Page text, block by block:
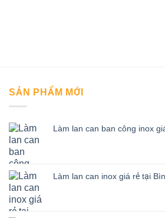
SẢN PHẨM MỚI
Làm lan can ban công inox
Làm lan can inox giá rẻ tại